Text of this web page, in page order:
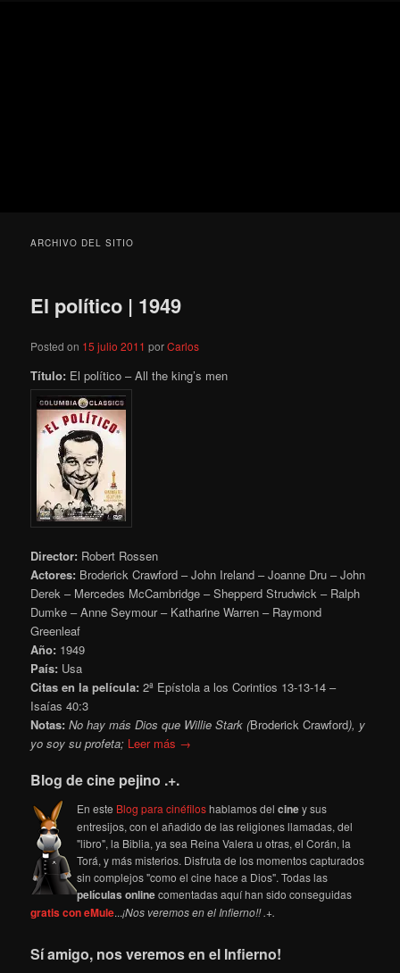
ARCHIVO DEL SITIO
El político | 1949
Posted on 15 julio 2011 porCarlos
Título: El político – All the king’s men
Director: Robert Rossen
Actores: Broderick Crawford – John Ireland – Joanne Dru – John
Derek – Mercedes McCambridge – Shepperd Strudwick – Ralph
Dumke – Anne Seymour – Katharine Warren – Raymond
Greenleaf
Año: 1949
País: Usa
Citas en la película: 2ª Epístola a los Corintios 13-13-14 –
Isaías 40:3
Notas:No hay más Dios que Willie Stark (Broderick Crawford), y
yo soy su profeta; Leer más →
Blog de cine pejino .+.
En este Blog para cinéfiloshablamos delciney sus
entresijos, con el añadido de las religiones llamadas, del
"libro", la Biblia, ya sea Reina Valera u otras, el Corán, la
Torá, y más misterios. Disfruta de los momentos capturados
sin complejos "como el cine hace a Dios". Todas las
películas onlinecomentadas aquí han sido conseguidas
gratis con eMule...¡Nos veremos en el Infierno!! .+.
Sí amigo, nos veremos en el Infierno!